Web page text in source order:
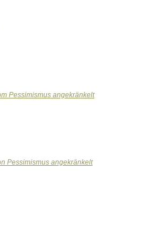
Pessimismus angekränkelt
Pessimismus angekränkelt